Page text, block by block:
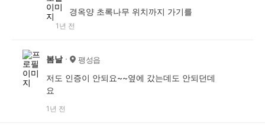
경옥양 초록나무 위치까지 가기를
1년 전
봄날 팽성읍
저도 인증이 안되요~~옆에 갔는데도 안되던데
요
1년 전